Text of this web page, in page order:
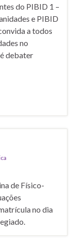
do PIBID 1 –
e PIBID
a todos
no
debater
de Físico-
no dia